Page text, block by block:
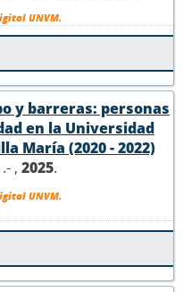
UNVM.
y barreras: personas
en la Universidad
María (2020 - 2022)
, 2025.
UNVM.